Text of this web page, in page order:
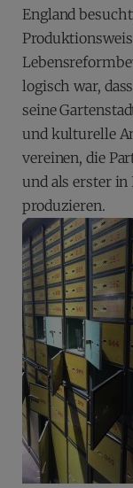
England
logisch war,
seine
und kulturelle
vereinen, die
und als erster in
produzieren.